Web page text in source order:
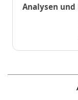
Analysen